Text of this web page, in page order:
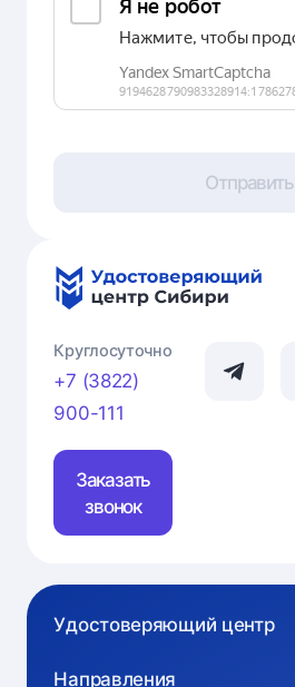
Отправить
Круглосуточно
+7 (3822)
900-111
Заказать
звонок
Удостоверяющий центр
Направления